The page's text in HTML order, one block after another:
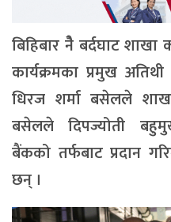
बिहिबार नैे बर्दघाट
कार्यक्रमका प्रमुख
धिरज शर्मा बसेलले
बसेलले दिपज्योती
बैंकको तर्फबाट प्रदान
छन् ।